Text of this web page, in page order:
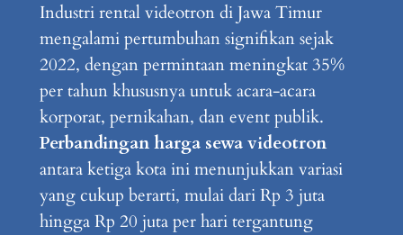
Industri rental videotron di Jawa Timur
mengalami pertumbuhan signifikan sejak
2022, dengan permintaan meningkat 35%
per tahun khususnya untuk acara-acara
korporat, pernikahan, dan event publik.
Perbandingan harga sewa videotron
antara ketiga kota ini menunjukkan variasi
yang cukup berarti, mulai dari Rp 3 juta
hingga Rp 20 juta per hari tergantung